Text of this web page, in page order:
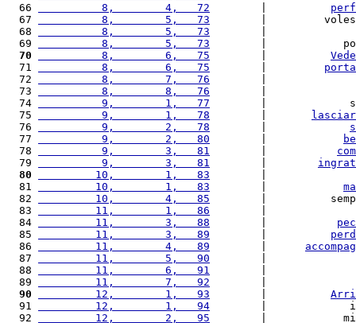
  66
          8,        4,   72
  67
          8,        5,   73
|
  68
          8,        5,   73
  69
          8,        5,   73
|
  70
          8,        6,   75
  71
          8,        6,   75
  72
          8,        7,   76
  73
          8,        8,   76
  74
          9,        1,   77
|
  75
          9,        1,   78
  76
          9,        2,   78
  77
          9,        2,   80
  78
          9,        3,   81
  79
          9,        3,   81
  80
         10,        1,   83
  81
         10,        1,   83
  82
         10,        4,   85
|
  83
         11,        1,   86
  84
         11,        3,   88
  85
         11,        3,   89
  86
         11,        4,   89
  87
         11,        5,   90
  88
         11,        6,   91
  89
         11,        7,   92
  90
         12,        1,   93
  91
         12,        1,   94
|
  92
         12,        2,   95
|